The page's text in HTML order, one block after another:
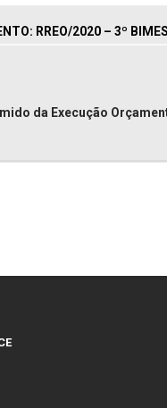
RREO/2020 – 3º
da Execução